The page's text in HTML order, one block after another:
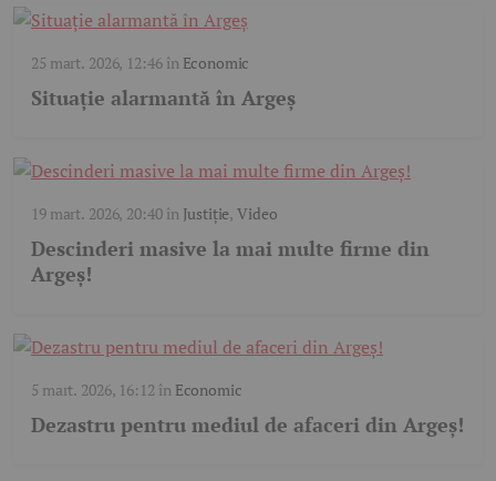
25 mart. 2026, 12:46în Economic
Situație alarmantă în Argeș
19 mart. 2026, 20:40în Justiție,Video
Descinderi masive la mai multe firme din
Argeș!
5 mart. 2026, 16:12 în Economic
Dezastru pentru mediul de afaceri din Argeș!